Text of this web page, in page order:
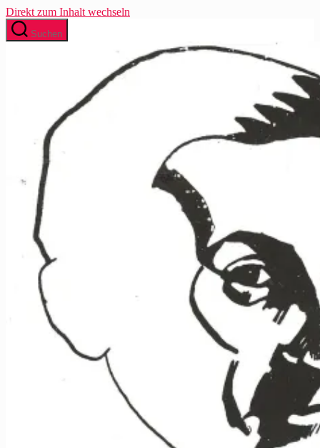
Direkt zum Inhalt wechseln
Suchen